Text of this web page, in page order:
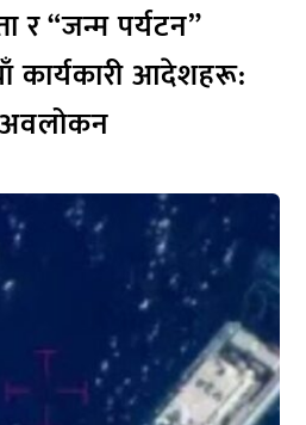
र “जन्म पर्यटन”
कार्यकारी आदेशहरू: